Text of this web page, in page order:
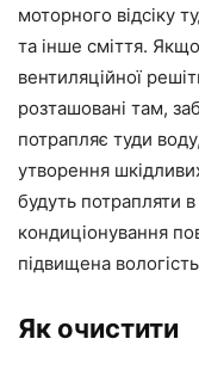
моторного відсіку
та інше сміття.
вентиляційної
розташовані там,
потрапляє туди
утворення
будуть потрапляти
кондиціонування
підвищена
Як очистити